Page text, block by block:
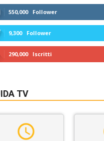
550,000 Follower
9,300 Follower
290,000 Iscritti
TV